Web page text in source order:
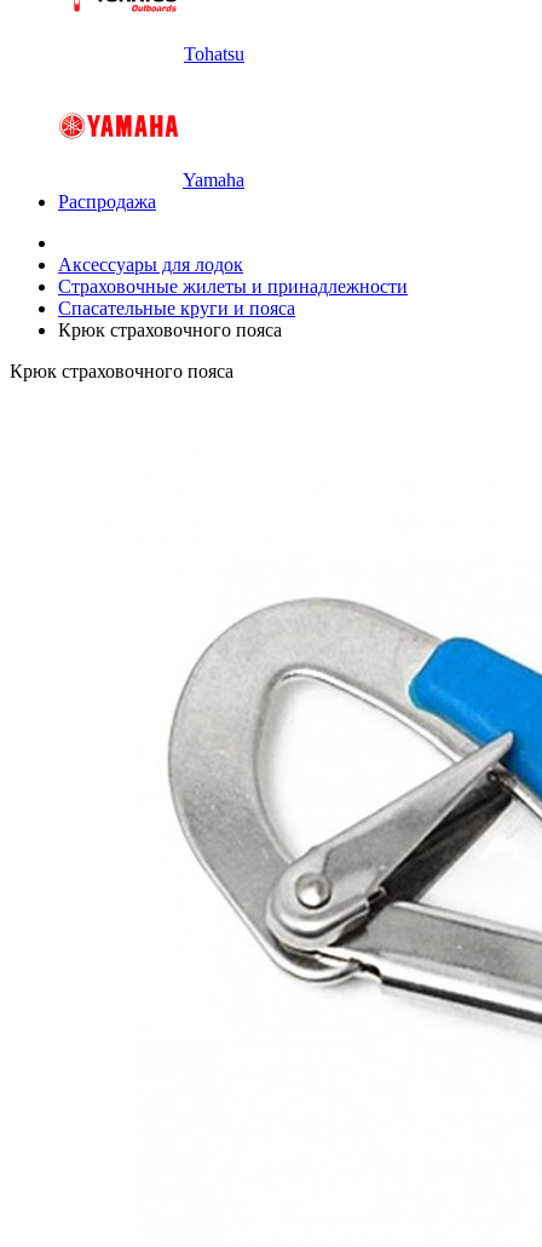
Tohatsu
Yamaha
Распродажа
Аксессуары для лодок
Страховочные жилеты и принадлежности
Спасательные круги и пояса
Крюк страховочного пояса
Крюк страховочного пояса